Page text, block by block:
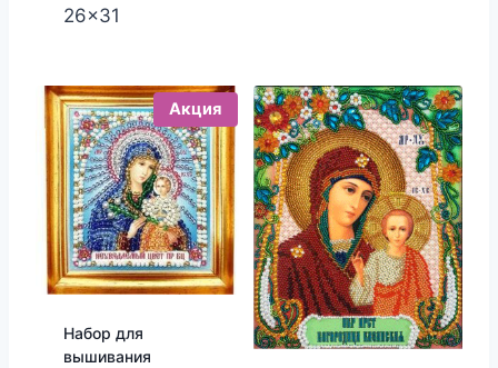
26x31
Акция
Набор для
вышивания